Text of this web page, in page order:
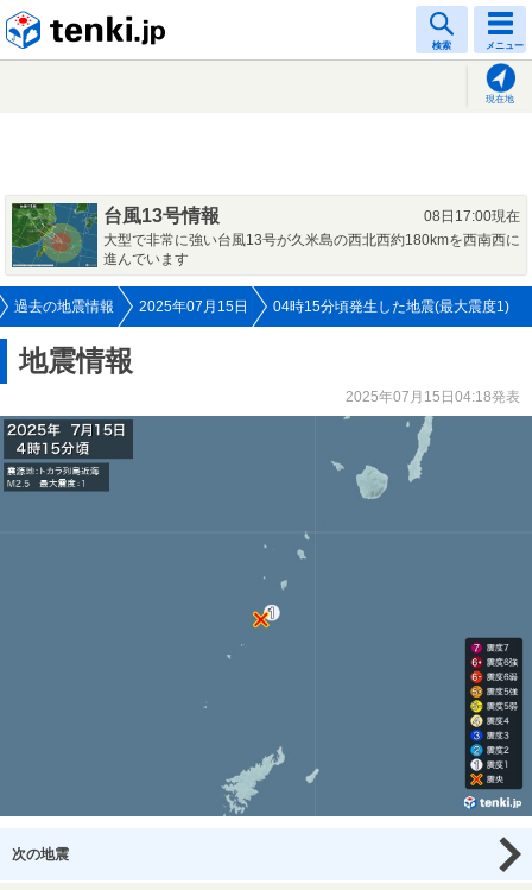
検索 メニュー
現在地
台風13号情報
08日17:00現在
大型で非常に強い台風13号が久米島の西北西約180kmを西南西に
進んでいます
過去の地震情報 2025年07月15日 04時15分頃発生した地震(最大震度1)
地震情報
2025年07月15日04:18発表
次の地震